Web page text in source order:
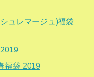
ュレマージュ)福袋
福袋 2019